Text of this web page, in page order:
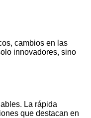
cambios en las
innovadores, sino
La rápida
que destacan en